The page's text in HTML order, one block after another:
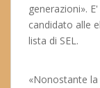
generazioni».
candidato alle
lista di SEL.
«Nonostante